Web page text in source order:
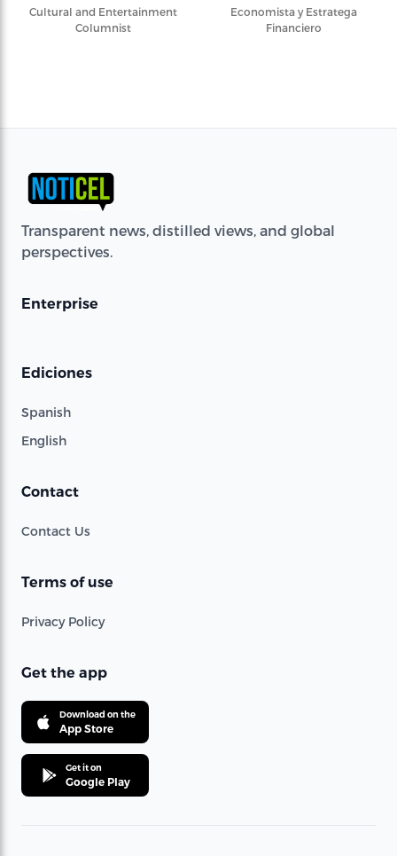
Cultural and Entertainment
Columnist
Economista y Estratega
Financiero
Transparent news, distilled views, and global
perspectives.
Enterprise
Ediciones
Spanish
English
Contact
Contact Us
Terms of use
Privacy Policy
Get the app
Download on the
App Store
Get it on
Google Play